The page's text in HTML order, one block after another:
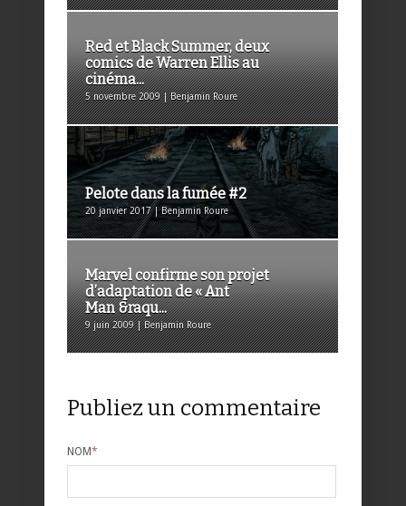
Red et Black Summer, deux
comics de Warren Ellis au
cinéma...
5 novembre 2009 | Benjamin Roure
Pelote dans la fumée #2
20 janvier 2017 | Benjamin Roure
Marvel confirme son projet
d’adaptation de « Ant
Man &raqu...
9 juin 2009 | Benjamin Roure
Publiez un commentaire
NOM*